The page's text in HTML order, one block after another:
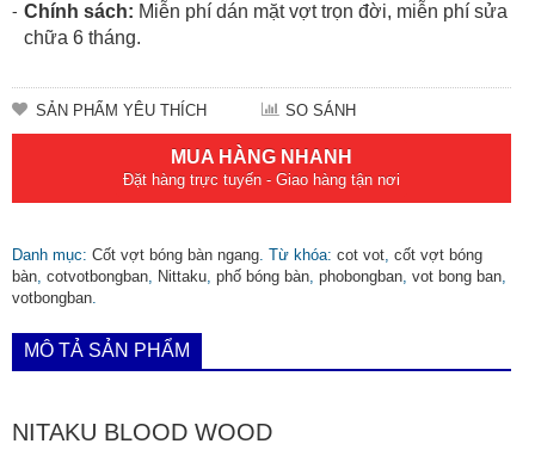
Chính sách: Miễn phí dán mặt vợt trọn đời, miễn phí sửa
chữa 6 tháng.
SẢN PHẨM YÊU THÍCH SO SÁNH
MUA HÀNG NHANH
Đặt hàng trực tuyến - Giao hàng tận nơi
Danh mục: Cốt vợt bóng bàn ngang. Từ khóa: cot vot, cốt vợt bóng
bàn, cotvotbongban, Nittaku, phố bóng bàn, phobongban, vot bong ban,
votbongban.
MÔ TẢ SẢN PHẨM
NITAKU BLOOD WOOD